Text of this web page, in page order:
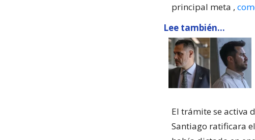
principal meta ,
Lee también...
El trámite se activa
Santiago ratificara